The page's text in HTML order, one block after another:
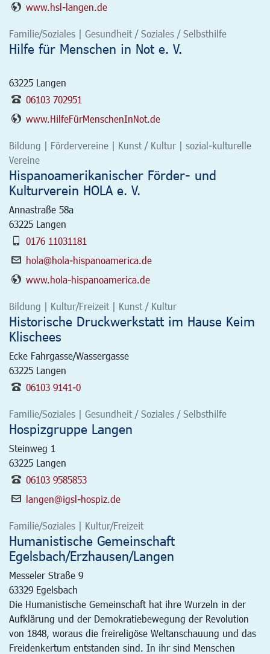
www.hsl-langen.de
Familie/Soziales | Gesundheit / Soziales / Selbsthilfe
Hilfe für Menschen in Not e. V.
63225 Langen
06103 702951
www.HilfeFürMenschenInNot.de
Bildung | Fördervereine | Kunst / Kultur | sozial-kulturelle
Vereine
Hispanoamerikanischer Förder- und
Kulturverein HOLA e. V.
Annastraße 58a
63225 Langen
0176 11031181
hola@hola-hispanoamerica.de
www.hola-hispanoamerica.de
Bildung | Kultur/Freizeit | Kunst / Kultur
Historische Druckwerkstatt im Hause Keim
Klischees
Ecke Fahrgasse/Wassergasse
63225 Langen
06103 9141-0
Familie/Soziales | Gesundheit / Soziales / Selbsthilfe
Hospizgruppe Langen
Steinweg 1
63225 Langen
06103 9585853
langen@igsl-hospiz.de
Familie/Soziales | Kultur/Freizeit
Humanistische Gemeinschaft
Egelsbach/Erzhausen/Langen
Messeler Straße 9
63329 Egelsbach
Die Humanistische Gemeinschaft hat ihre Wurzeln in der
Aufklärung und der Demokratiebewegung der Revolution
von 1848, woraus die freireligöse Weltanschauung und das
Freidenkertum entstanden sind. In ihr sind Menschen